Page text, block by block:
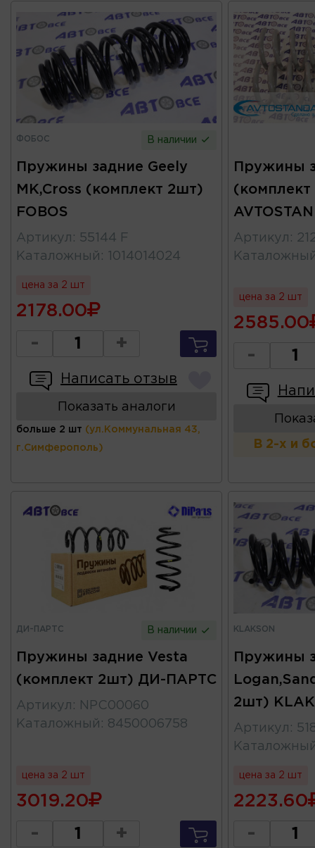
ФОБОС В наличии
Пружины задние Geely
MK,Cross (комплект 2шт)
FOBOS
Артикул : 55144 F
Каталожный : 1014014024
цена за 2 шт
2178.00
- +
Написать отзыв
Показать аналоги
больше 2 шт (ул.Коммунальная 43,
г.Симферополь)
Пружины
Артикул :
цена за 2 шт
2585.00
-
В 2-х и
ДИ-ПАРТС В наличии
Пружины задние Vesta
(комплект 2шт) ДИ-ПАРТС
Артикул :
NPC00060
Каталожный : 8450006758
цена за 2 шт
3019.20
- +
KLAKSON
Пружины
2шт)
Артикул :
цена за 2 шт
2223.60
-